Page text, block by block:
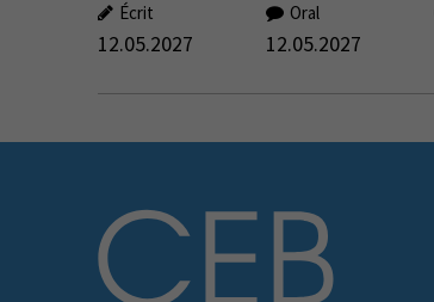
Écrit
12.05.2027
Oral
12.05.2027